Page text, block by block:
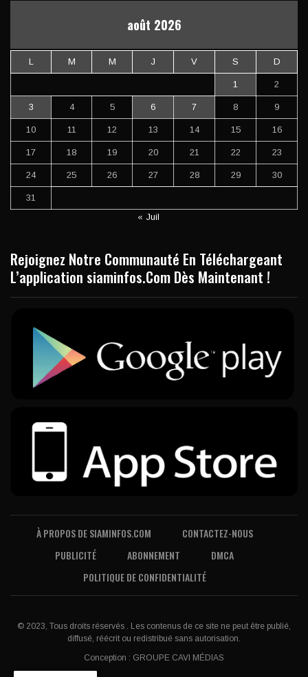
août 2026
L M M J V S D
1 2
3 4 5 6 7 8 9
10 11 12 13 14 15 16
17 18 19 20 21 22 23
24 25 26 27 28 29 30
31
« Juil
Rejoignez Notre Communauté En Téléchargeant
L’application siaminfos.Com Dès Maintenant !
À PROPOS DE SIAMINFOS.COM
CONTACTEZ-NOUS
PUBLICITÉ
ABONNEMENT
DMCA
POLITIQUE DE CONFIDENTIALITÉ
© 2023, Tous droits réservés . Les contenus de ce site ne peut être publié,
diffusé, réécrit ou redistribué sans autorisation.
Conception : GROUPE CAVI MÉDIAS